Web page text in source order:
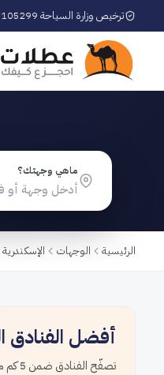
ترخيص وزارة السياحة 73105299
ماهي وجهتك؟
الرئيسية الوجهات الإسكندرية
أفضل الفنادق
تصفّح الفنادق ضمن 5 كم من